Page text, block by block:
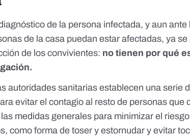
de la persona infectada, y aun ante
de la casa puedan estar afectadas, ya
de los convivientes: no tienen por qué
autoridades sanitarias establecen una serie
evitar el contagio al resto de personas que
medidas generales para minimizar el
como forma de toser y estornudar y evitar